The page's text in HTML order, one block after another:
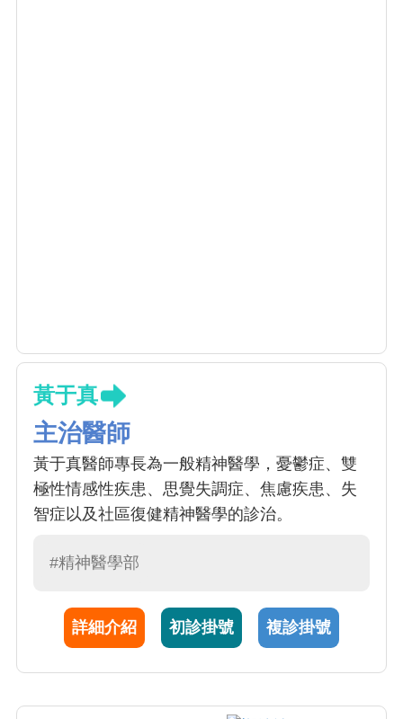
黃于真
主治醫師
黃于真醫師專長為一般精神醫學，憂鬱症、雙
極性情感性疾患、思覺失調症、焦慮疾患、失
智症以及社區復健精神醫學的診治。
#精神醫學部
詳細介紹 初診掛號 複診掛號